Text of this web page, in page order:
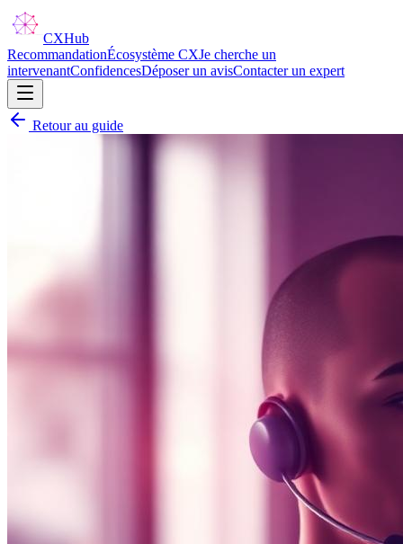
CXHub
RecommandationÉcosystème CXJe cherche un
intervenantConfidencesDéposer un avisContacter un expert
Retour au guide